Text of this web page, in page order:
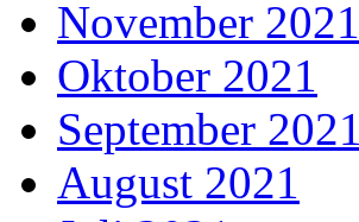
November 2021
Oktober 2021
September 2021
August 2021